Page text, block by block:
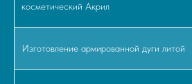
косметический Акрил
Изготовление армированной дуги литой